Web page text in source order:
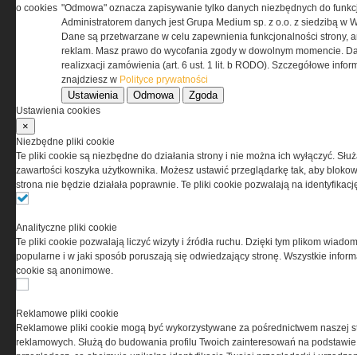
przez Grupa MEDIUM Spółka z ograniczoną
odpowiedzialnością Spółka komandytowa, nr KRS:
0000537655, NIP 1132860378, REGON 146393437
(zwana dalej Grupa MEDIUM) w postaci Regulaminu.
Przeczytaj regulamin
PRYWATNOŚĆ
informacji na Twoim komputerze. Pliki cookies stosujemy
w celu świadczenia usług na najwyższym poziomie,
w tym w sposób dostosowany do indywidualnych potrzeb.
Korzystanie z witryny bez zmiany ustawień dotyczących
dokonać zmiany ustawień przeglądarki dotyczących
cookies. Nim Państwo zaczną korzystać z naszego
serwisu prosimy o zapoznanie się z nasząpolityką
prywatnościoraz informacją o cookies.
o cookies "Odmowa" oznacza zapisywanie tylko danych niezbędnych do
Administratorem danych jest Grupa Medium sp. z o.o. z siedzibą w
Dane są przetwarzane w celu zapewnienia funkcjonalności strony,
reklam. Masz prawo do wycofania zgody w dowolnym momencie.
realizxacji zamówienia (art. 6 ust. 1 lit. b RODO). Szczegółowe
znajdziesz w Polityce prywatności
Ustawienia Odmowa Zgoda
Ustawienia cookies
×
Niezbędne pliki cookie
Te pliki cookie są niezbędne do działania strony i nie można ich wyłączyć.
zawartości koszyka użytkownika. Możesz ustawić przeglądarkę tak, aby
strona nie będzie działała poprawnie. Te pliki cookie pozwalają na
Analityczne pliki cookie
Te pliki cookie pozwalają liczyć wizyty i źródła ruchu. Dzięki tym plikom
popularne i w jaki sposób poruszają się odwiedzający stronę. Wszystkie
cookie są anonimowe.
Reklamowe pliki cookie
Reklamowe pliki cookie mogą być wykorzystywane za pośrednictwem naszej
reklamowych. Służą do budowania profilu Twoich zainteresowań na